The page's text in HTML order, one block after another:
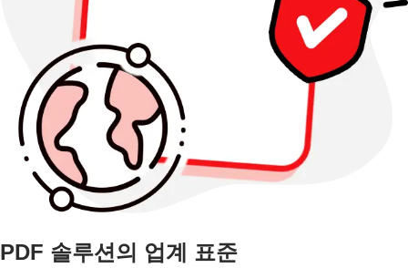
PDF 솔루션의 업계 표준